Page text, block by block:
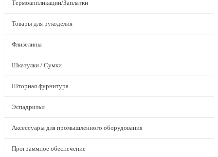
Термоаппликации/Заплатки
Товары для рукоделия
Флизелины
Шкатулки / Сумки
Шторная фурнитура
Эспадрильи
Аксессуары для промышленного оборудования
Программное обеспечение